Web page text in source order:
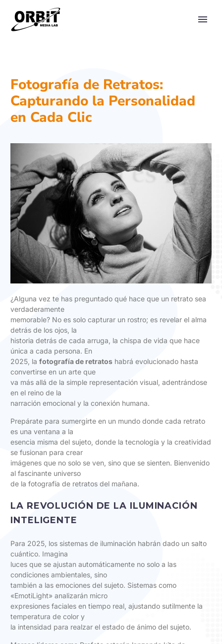
Fotografía de Retratos:
Capturando la Personalidad
en Cada Clic
¿Alguna vez te has preguntado qué hace que un retrato sea
verdaderamente
memorable? No es solo capturar un rostro; es revelar el alma
detrás de los ojos, la
historia detrás de cada arruga, la chispa de vida que hace
única a cada persona. En
2025, la fotografía de retratos habrá evolucionado hasta
convertirse en un arte que
va más allá de la simple representación visual, adentrándose
en el reino de la
narración emocional y la conexión humana.
Prepárate para sumergirte en un mundo donde cada retrato
es una ventana a la
esencia misma del sujeto, donde la tecnología y la creatividad
se fusionan para crear
imágenes que no solo se ven, sino que se sienten. Bienvenido
al fascinante universo
de la fotografía de retratos del mañana.
LA REVOLUCIÓN DE LA ILUMINACIÓN
INTELIGENTE
Para 2025, los sistemas de iluminación habrán dado un salto
cuántico. Imagina
luces que se ajustan automáticamente no solo a las
condiciones ambientales, sino
también a las emociones del sujeto. Sistemas como
«EmotiLight» analizarán micro
expresiones faciales en tiempo real, ajustando sutilmente la
temperatura de color y
la intensidad para realzar el estado de ánimo del sujeto.